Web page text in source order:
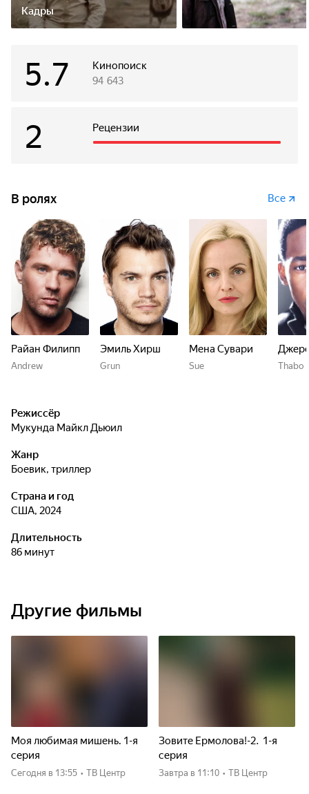
Кадры
Кинопоиск
5.7 94 643
Рецензии
2
В ролях Все
Райан Филипп
Andrew
Эмиль Хирш
Grun
Мена Сувари
Sue Thabo
Режиссёр
Мукунда Майкл Дьюил
Жанр
боевик, триллер
Страна и год
США, 2024
Длительность
86 минут
Другие фильмы
Моя любимая мишень. 1-я
серия
Сегодня в 13:55 • ТВ Центр
Зовите Ермолова!-2. 1-я
серия
Завтра в 11:10 • ТВ Центр